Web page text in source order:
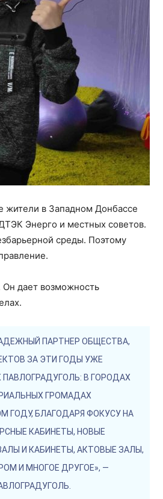
жители в Западном Донбассе
Энерго и местных советов.
среды. Поэтому
Он дает возможность
ПАРТНЕР ОБЩЕСТВА,
ЗА ЭТИ ГОДЫ УЖЕ
В ГОРОДАХ
ГРОМАДАХ
ГОДУ, БЛАГОДАРЯ ФОКУСУ НА
КАБИНЕТЫ, НОВЫЕ
И КАБИНЕТЫ, АКТОВЫЕ ЗАЛЫ,
И МНОГОЕ ДРУГОЕ», —